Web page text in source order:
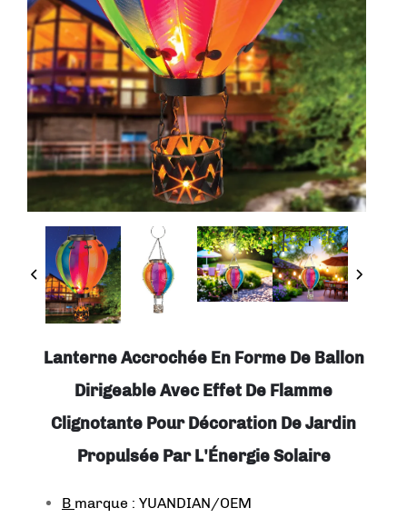
Lanterne Accrochée En Forme De Ballon
Dirigeable Avec Effet De Flamme
Clignotante Pour Décoration De Jardin
Propulsée Par L'Énergie Solaire
B marque : YUANDIAN/OEM